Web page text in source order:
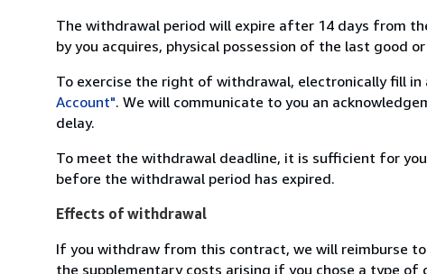
The withdrawal period will expire after 14 days from
by you acquires, physical possession of the last good
To exercise the right of withdrawal, electronically fill
Account". We will communicate to you an
delay.
To meet the withdrawal deadline, it is sufficient for
before the withdrawal period has expired.
Effects of withdrawal
If you withdraw from this contract, we will reimburse
the supplementary costs arising if you chose a type